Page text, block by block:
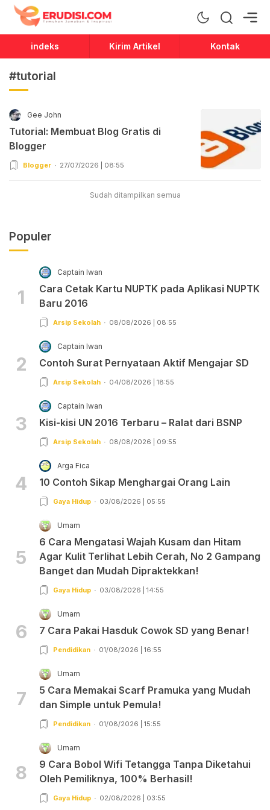
Erudisi
Temukan Jawaban dan Inspirasi
indeks Kirim Artikel Kontak
#tutorial
Gee John
Tutorial: Membuat Blog Gratis di
Blogger
Blogger 27/07/2026 | 08:55
Sudah ditampilkan semua
Populer
1
Captain Iwan
Cara Cetak Kartu NUPTK pada Aplikasi NUPTK
Baru 2016
Arsip Sekolah 08/08/2026 | 08:55
2
Captain Iwan
Contoh Surat Pernyataan Aktif Mengajar SD
Arsip Sekolah 04/08/2026 | 18:55
3
Captain Iwan
Kisi-kisi UN 2016 Terbaru – Ralat dari BSNP
Arsip Sekolah 08/08/2026 | 09:55
4
Arga Fica
10 Contoh Sikap Menghargai Orang Lain
Gaya Hidup 03/08/2026 | 05:55
5
Umam
6 Cara Mengatasi Wajah Kusam dan Hitam
Agar Kulit Terlihat Lebih Cerah, No 2 Gampang
Banget dan Mudah Dipraktekkan!
Gaya Hidup 03/08/2026 | 14:55
6
Umam
7 Cara Pakai Hasduk Cowok SD yang Benar!
Pendidikan 01/08/2026 | 16:55
7
Umam
5 Cara Memakai Scarf Pramuka yang Mudah
dan Simple untuk Pemula!
Pendidikan 01/08/2026 | 15:55
8
Umam
9 Cara Bobol Wifi Tetangga Tanpa Diketahui
Oleh Pemiliknya, 100% Berhasil!
Gaya Hidup 02/08/2026 | 03:55